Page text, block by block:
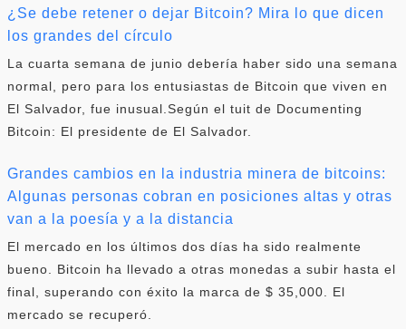
¿Se debe retener o dejar Bitcoin? Mira lo que dicen
los grandes del círculo
La cuarta semana de junio debería haber sido una semana
normal, pero para los entusiastas de Bitcoin que viven en
El Salvador, fue inusual.Según el tuit de Documenting
Bitcoin: El presidente de El Salvador.
Grandes cambios en la industria minera de bitcoins:
Algunas personas cobran en posiciones altas y otras
van a la poesía y a la distancia
El mercado en los últimos dos días ha sido realmente
bueno. Bitcoin ha llevado a otras monedas a subir hasta el
final, superando con éxito la marca de $ 35,000. El
mercado se recuperó.